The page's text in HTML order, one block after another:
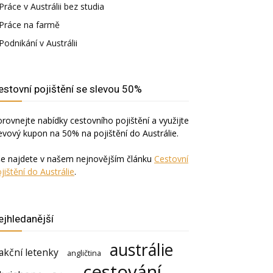
Práce v Austrálii bez studia
Práce na farmě
Podnikání v Austrálii
pojištění se slevou 50%
nabídky cestovního pojištění a využijte
kupon na 50% na pojištění do Austrálie.
najdete v našem nejnovějším článku Cestovní
do Austrálie.
letenky angličtina austrálie